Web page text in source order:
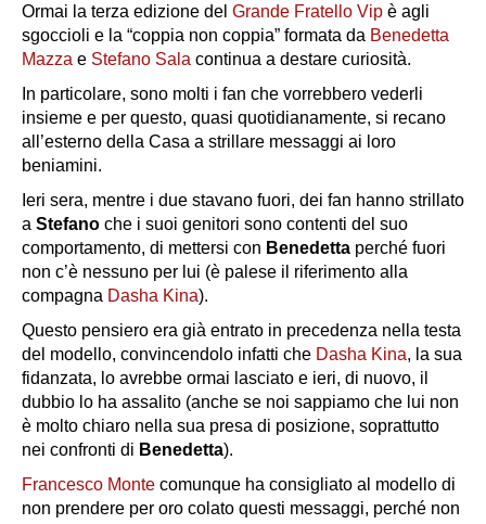
Ormai la terza edizione del Grande Fratello Vip è agli
sgoccioli e la “coppia non coppia” formata da Benedetta
Mazza e Stefano Sala continua a destare curiosità.
In particolare, sono molti i fan che vorrebbero vederli
insieme e per questo, quasi quotidianamente, si recano
all’esterno della Casa a strillare messaggi ai loro
beniamini.
Ieri sera, mentre i due stavano fuori, dei fan hanno strillato
a Stefano che i suoi genitori sono contenti del suo
comportamento, di mettersi con Benedetta perché fuori
non c’è nessuno per lui (è palese il riferimento alla
compagna Dasha Kina).
Questo pensiero era già entrato in precedenza nella testa
del modello, convincendolo infatti che Dasha Kina, la sua
fidanzata, lo avrebbe ormai lasciato e ieri, di nuovo, il
dubbio lo ha assalito (anche se noi sappiamo che lui non
è molto chiaro nella sua presa di posizione, soprattutto
nei confronti di Benedetta).
Francesco Monte comunque ha consigliato al modello di
non prendere per oro colato questi messaggi, perché non